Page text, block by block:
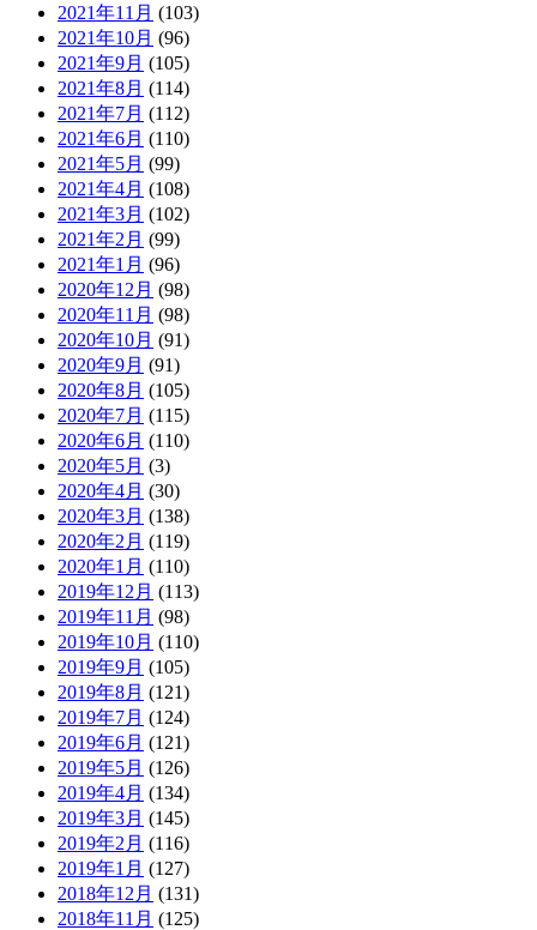
2021年11月 (103)
2021年10月 (96)
2021年9月 (105)
2021年8月 (114)
2021年7月 (112)
2021年6月 (110)
2021年5月 (99)
2021年4月 (108)
2021年3月 (102)
2021年2月 (99)
2021年1月 (96)
2020年12月 (98)
2020年11月 (98)
2020年10月 (91)
2020年9月 (91)
2020年8月 (105)
2020年7月 (115)
2020年6月 (110)
2020年5月 (3)
2020年4月 (30)
2020年3月 (138)
2020年2月 (119)
2020年1月 (110)
2019年12月 (113)
2019年11月 (98)
2019年10月 (110)
2019年9月 (105)
2019年8月 (121)
2019年7月 (124)
2019年6月 (121)
2019年5月 (126)
2019年4月 (134)
2019年3月 (145)
2019年2月 (116)
2019年1月 (127)
2018年12月 (131)
2018年11月 (125)